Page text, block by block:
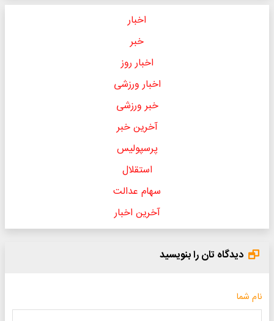
اخبار
خبر
اخبار روز
اخبار ورزشی
خبر ورزشی
آخرین خبر
پرسپولیس
استقلال
سهام عدالت
آخرین اخبار
دیدگاه تان را بنویسید
نام شما